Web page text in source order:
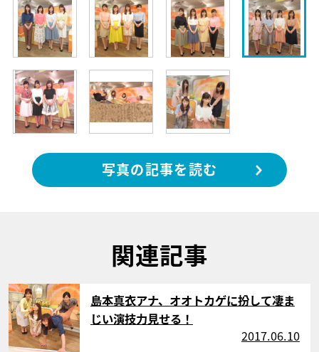
写真の記事を読む
関連記事
サムネイル
島本真衣アナ、オオトカゲに扮して凄ま
じい演技力見せる！
2017.06.10